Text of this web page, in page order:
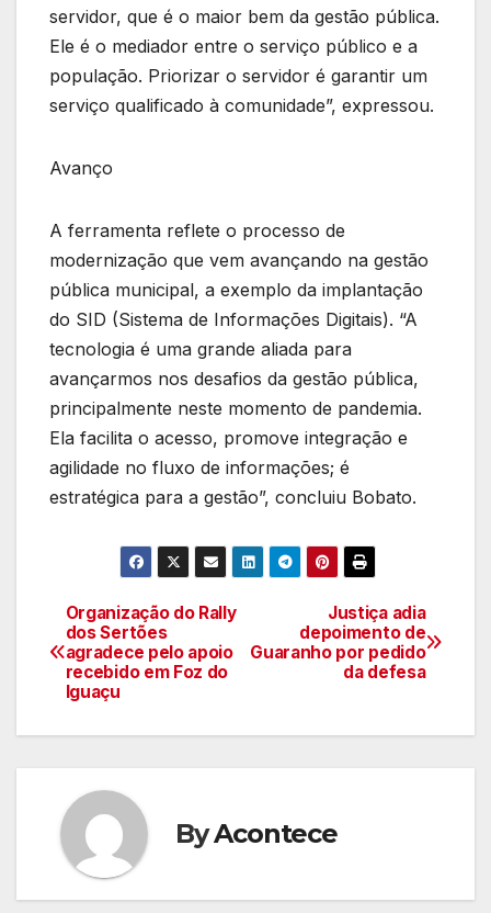
servidor, que é o maior bem da gestão pública.
Ele é o mediador entre o serviço público e a
população. Priorizar o servidor é garantir um
serviço qualificado à comunidade”, expressou.
Avanço
A ferramenta reflete o processo de
modernização que vem avançando na gestão
pública municipal, a exemplo da implantação
do SID (Sistema de Informações Digitais). “A
tecnologia é uma grande aliada para
avançarmos nos desafios da gestão pública,
principalmente neste momento de pandemia.
Ela facilita o acesso, promove integração e
agilidade no fluxo de informações; é
estratégica para a gestão”, concluiu Bobato.
Navegação
de
artigos
Justiça adia
depoimento de
Guaranho por pedido
da defesa
Organização do Rally
dos Sertões
agradece pelo apoio
recebido em Foz do
Iguaçu
ByAcontece